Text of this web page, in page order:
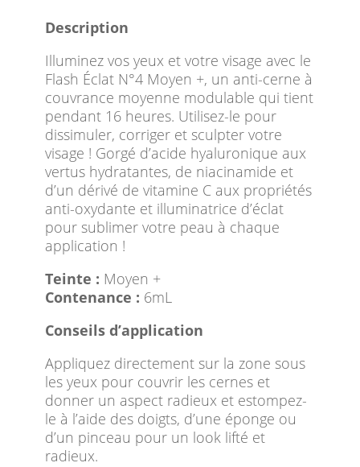
Description
Illuminez vos yeux et votre visage avec le
Flash Éclat N°4 Moyen +, un anti-cerne à
couvrance moyenne modulable qui tient
pendant 16 heures. Utilisez-le pour
dissimuler, corriger et sculpter votre
visage ! Gorgé d’acide hyaluronique aux
vertus hydratantes, de niacinamide et
d’un dérivé de vitamine C aux propriétés
anti-oxydante et illuminatrice d’éclat
pour sublimer votre peau à chaque
application !
Teinte : Moyen +
Contenance : 6mL
Conseils d’application
Appliquez directement sur la zone sous
les yeux pour couvrir les cernes et
donner un aspect radieux et estompez-
le à l’aide des doigts, d’une éponge ou
d’un pinceau pour un look lifté et
radieux.